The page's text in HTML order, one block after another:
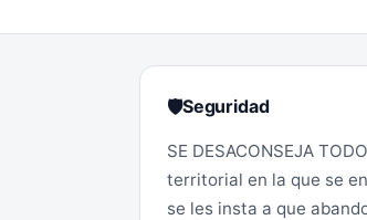
🛡Seguridad
SE DESACONSEJA
territorial en la que se
se les insta a que